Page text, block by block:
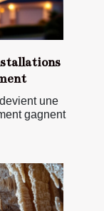
une
gagnent